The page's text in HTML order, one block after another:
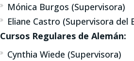
Mónica Burgos (Supervisora)
Eliane Castro (Supervisora del
Cursos Regulares de Alemán:
Cynthia Wiede (Supervisora)